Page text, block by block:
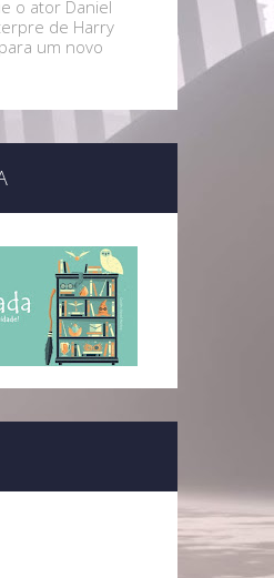
o ator Daniel
de Harry
um novo